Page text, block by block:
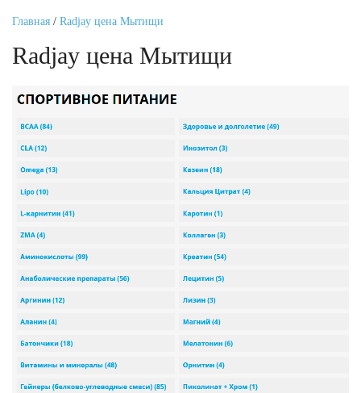
Главная / Radjay цена Мытищи
Radjay цена Мытищи